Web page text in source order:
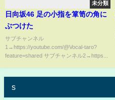
未分類
日向坂46 足の小指を箪笥の角に
ぶつけた
サブチャンネル
1→https://youtube.com/@Vocal-taro?
feature=shared サブチャンネル2→https...
s